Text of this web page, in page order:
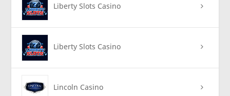
Liberty Slots Casino
Liberty Slots Casino
Lincoln Casino